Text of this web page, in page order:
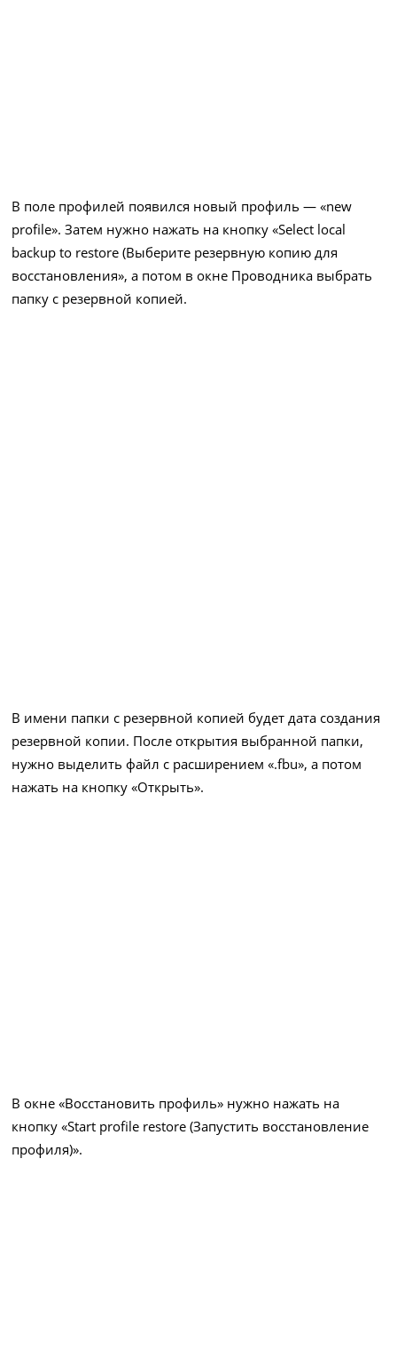
В поле профилей появился новый профиль — «new
profile». Затем нужно нажать на кнопку «Select local
backup to restore (Выберите резервную копию для
восстановления», а потом в окне Проводника выбрать
папку с резервной копией.
В имени папки с резервной копией будет дата создания
резервной копии. После открытия выбранной папки,
нужно выделить файл с расширением «.fbu», а потом
нажать на кнопку «Открыть».
В окне «Восстановить профиль» нужно нажать на
кнопку «Start profile restore (Запустить восстановление
профиля)».